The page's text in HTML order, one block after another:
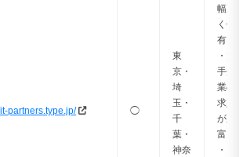
partners.type.jp/ ◯
東
京・
埼
玉・
千
葉・
神奈
幅広
く保
有
・大
手企
業の
求人
が豊
富
・1